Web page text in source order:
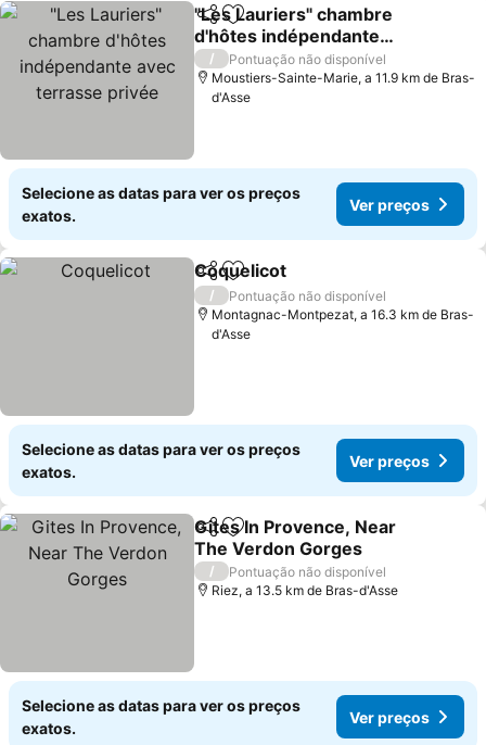
PartilharAdicionar aos favoritos
"Les Lauriers" chambre
d'hôtes indépendante
avec terrasse privée
Ver preços
/
Pontuação não disponível
Moustiers-Sainte-Marie, a 11.9 km de Bras-
d'Asse
Selecione as datas para ver os preços
exatos.
Ver preços
PartilharAdicionar aos favoritos
Coquelicot
/
Pontuação não disponível
Montagnac-Montpezat, a 16.3 km de Bras-
d'Asse
Selecione as datas para ver os preços
exatos.
Ver preços
PartilharAdicionar aos favoritos
Gites In Provence, Near
The Verdon Gorges
Ver preços
/
Pontuação não disponível
Riez, a 13.5 km de Bras-d'Asse
Selecione as datas para ver os preços
exatos.
Ver preços